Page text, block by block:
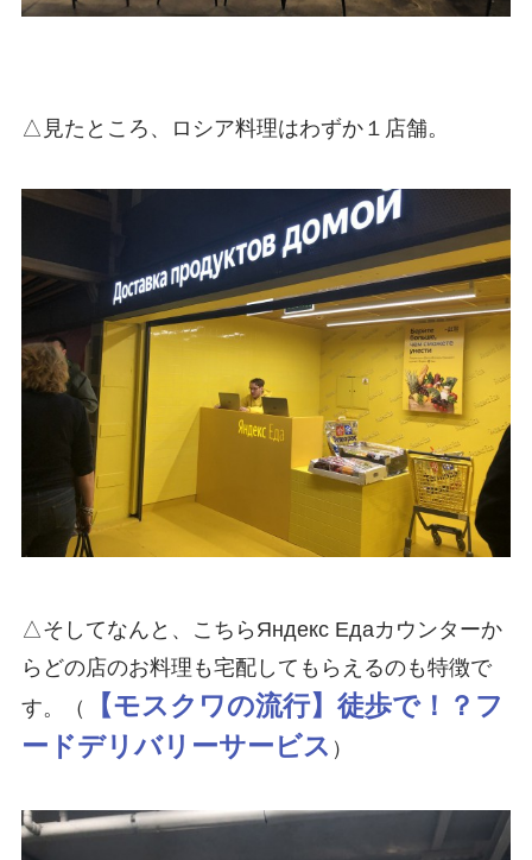
△見たところ、ロシア料理はわずか１店舗。
△そしてなんと、こちらЯндекс Едаカウンターか
らどの店のお料理も宅配してもらえるのも特徴で
す。（
【モスクワの流行】徒歩で！？フ
ードデリバリーサービス ）